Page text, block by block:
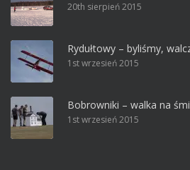
20th sierpień 2015
Rydułtowy – byliśmy,
1st wrzesień 2015
Bobrowniki – walka na
1st wrzesień 2015